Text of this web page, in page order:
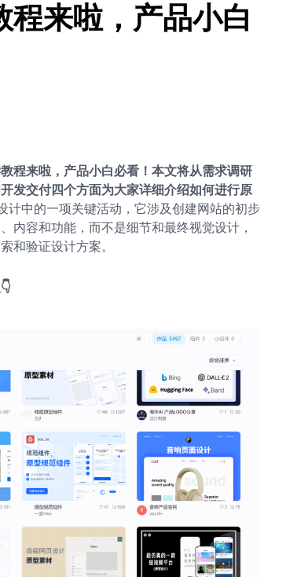
程来啦，产品小白
程来啦，产品小白必看！本文将从需求调研
发交付四个方面为大家详细介绍如何进行原
计中的一项关键活动，它涉及创建网站的初步
内容和功能，而不是细节和最终视觉设计，
和验证设计方案。